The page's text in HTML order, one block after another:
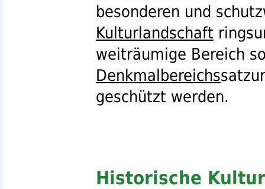
besonderen und
Kulturlandschaft
weiträumige Bereich
Denkmalbereichs
geschützt werden.
Historische